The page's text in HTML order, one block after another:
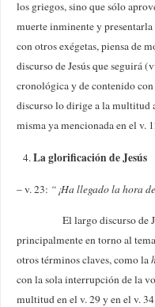
los griegos, sino que sólo
muerte inminente y
con otros exégetas, piensa de
discurso de Jesús que seguirá
cronológica y de contenido
discurso lo dirige a la multitud
misma ya mencionada en el v.
La glorificación de Jesús
– v. 23: “¡Ha llegado la hora
El largo discurso de
principalmente en torno al
otros términos claves, como la
con la sola interrupción de la
multitud en el v. 29 y en el v.